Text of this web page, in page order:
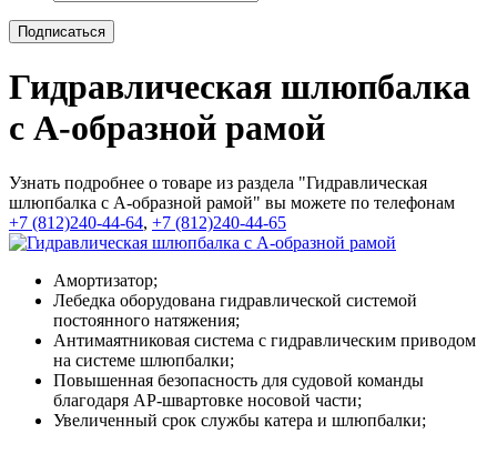
Гидравлическая шлюпбалка
с A-образной рамой
Узнать подробнее о товаре из раздела "Гидравлическая
шлюпбалка с A-образной рамой" вы можете по телефонам
+7 (812)240-44-64, +7 (812)240-44-65
Амортизатор;
Лебедка оборудована гидравлической системой
постоянного натяжения;
Антимаятниковая система с гидравлическим приводом
на системе шлюпбалки;
Повышенная безопасность для судовой команды
благодаря AP-швартовке носовой части;
Увеличенный срок службы катера и шлюпбалки;